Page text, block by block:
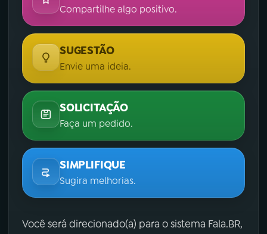
Compartilhe algo positivo.
SUGESTÃO
Envie uma ideia.
SOLICITAÇÃO
Faça um pedido.
SIMPLIFIQUE
Sugira melhorias.
Você será direcionado(a) para o sistema Fala.BR,